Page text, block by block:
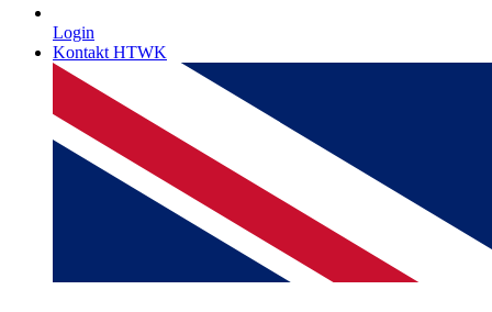
Login
Kontakt HTWK